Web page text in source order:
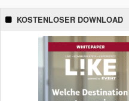
KOSTENLOSER DOWNLOAD